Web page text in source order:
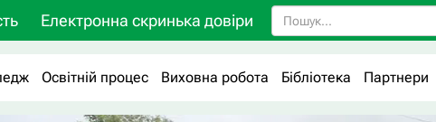
Електронна скринька довіри
Освітній процес Виховна робота Бібліотека Партнери